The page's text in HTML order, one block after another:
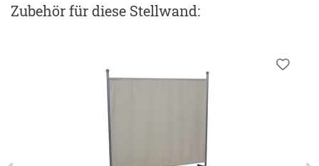
Zubehörfür diese Stellwand: